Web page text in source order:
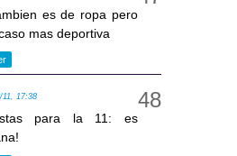
es de ropa pero
mas deportiva
11, 17:38
para la 11: es